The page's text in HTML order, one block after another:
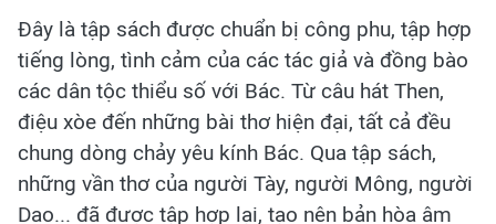
Đây là tập sách được chuẩn bị công phu, tập hợp
tiếng lòng, tình cảm của các tác giả và đồng bào
các dân tộc thiểu số với Bác. Từ câu hát Then,
điệu xòe đến những bài thơ hiện đại, tất cả đều
chung dòng chảy yêu kính Bác. Qua tập sách,
những vần thơ của người Tày, người Mông, người
Dao... đã được tập hợp lại, tạo nên bản hòa âm